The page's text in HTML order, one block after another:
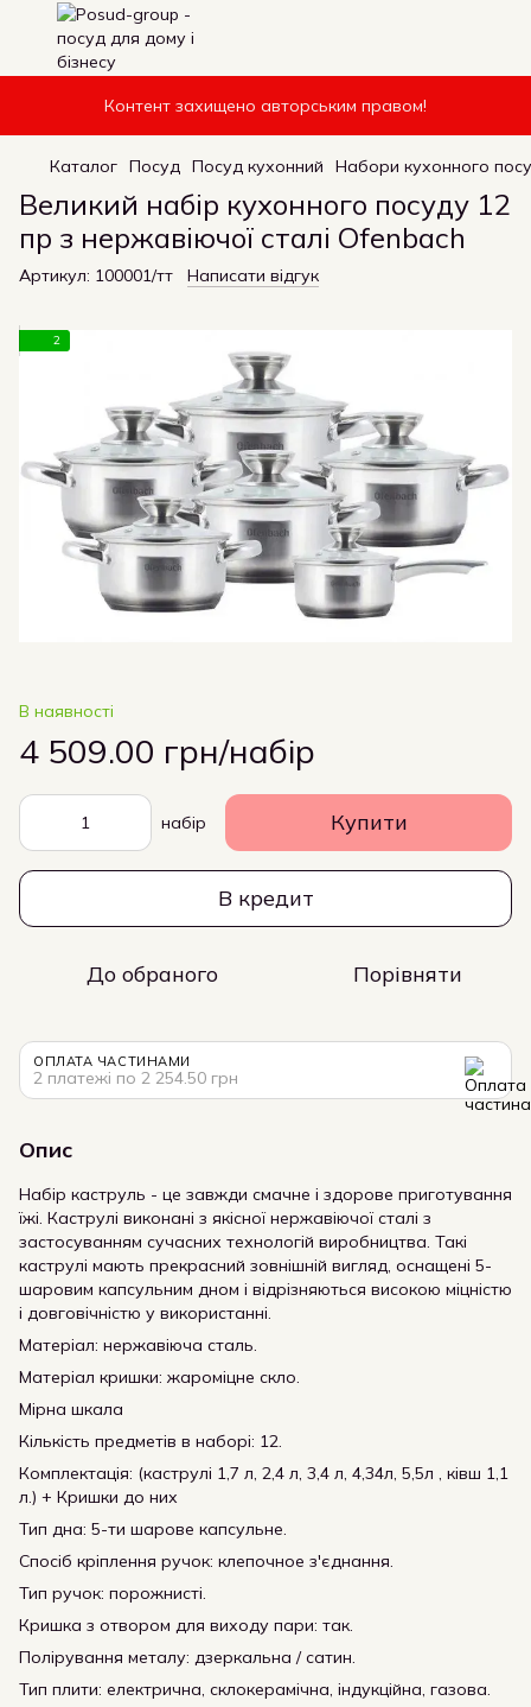
Контент захищено авторським правом!
Каталог Посуд Посуд кухонний Набори кухонного
Великий набір кухонного посуду 12
пр з нержавіючої сталі Ofenbach
Артикул: 100001/тт Написати відгук
2
В наявності
4 509.00 грн/набір
набір Купити
В кредит
До обраного Порівняти
ОПЛАТА ЧАСТИНАМИ
2 платежі по 2 254.50 грн
Опис
Набір каструль - це завжди смачне і здорове приготування
їжі. Каструлі виконані з якісної нержавіючої сталі з
застосуванням сучасних технологій виробництва. Такі
каструлі мають прекрасний зовнішній вигляд, оснащені 5-
шаровим капсульним дном і відрізняються високою міцністю
і довговічністю у використанні.
Матеріал: нержавіюча сталь.
Матеріал кришки: жароміцне скло.
Мірна шкала
Кількість предметів в наборі: 12.
Комплектація: (каструлі 1,7 л, 2,4 л, 3,4 л, 4,34л, 5,5л , ківш 1,1
л.) + Кришки до них
Тип дна: 5-ти шарове капсульне.
Спосіб кріплення ручок: клепочное з'єднання.
Тип ручок: порожнисті.
Кришка з отвором для виходу пари: так.
Полірування металу: дзеркальна / сатин.
Тип плити: електрична, склокерамічна, індукційна, газова.